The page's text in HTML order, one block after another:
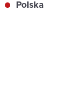
Polska